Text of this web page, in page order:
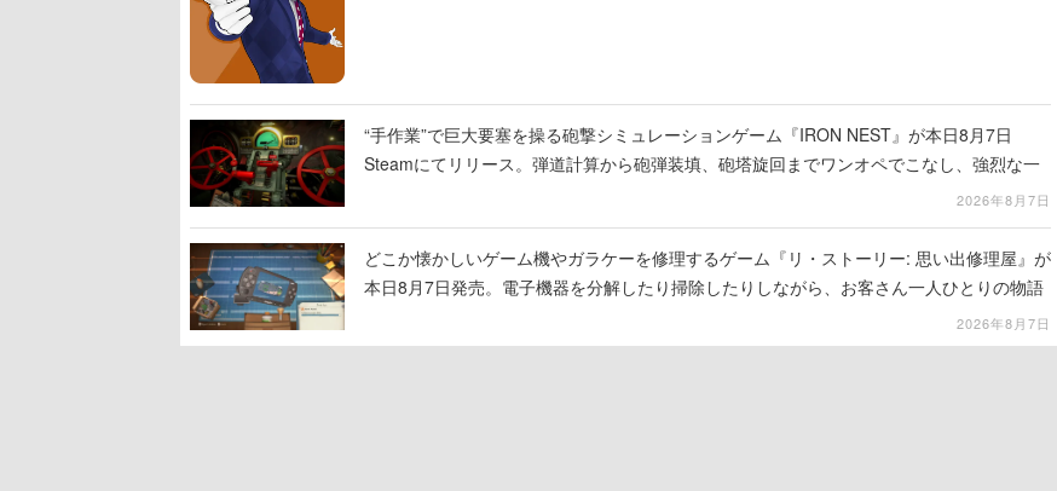
“手作業”で巨大要塞を操る砲撃シミュレーションゲーム『IRON NEST』が本日8月7日
Steamにてリリース。弾道計算から砲弾装填、砲塔旋回までワンオペでこなし、強烈な一
2026年8月7日
どこか懐かしいゲーム機やガラケーを修理するゲーム『リ・ストーリー: 思い出修理屋』が
本日8月7日発売。電子機器を分解したり掃除したりしながら、お客さん一人ひとりの物語
2026年8月7日